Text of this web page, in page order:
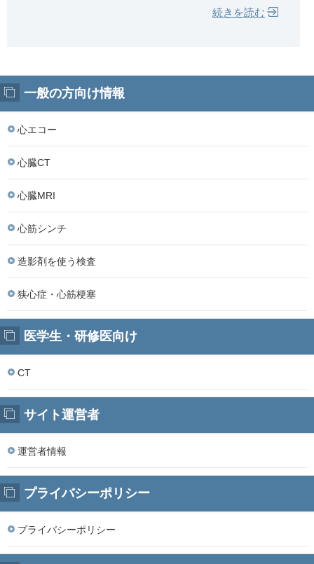
続きを読む
一般の方向け情報
心エコー
心臓CT
心臓MRI
心筋シンチ
造影剤を使う検査
狭心症・心筋梗塞
医学生・研修医向け
CT
サイト運営者
運営者情報
プライバシーポリシー
プライバシーポリシー